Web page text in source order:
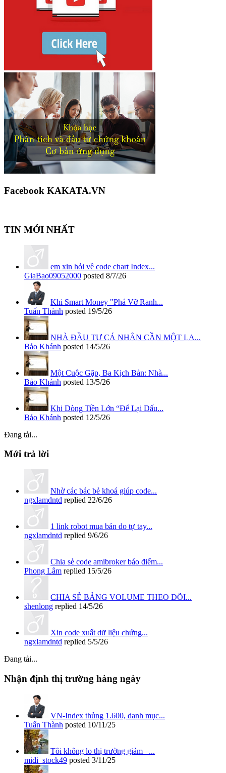
Facebook KAKATA.VN
TIN MỚI NHẤT
em xin hỏi về code chart Index...
GiaBao09052000 posted 8/7/26
Khi Smart Money "Phá Vỡ Ranh...
Tuấn Thành posted 19/5/26
NHÀ ĐẦU TƯ CÁ NHÂN CẦN MỘT LA...
Bảo Khánh posted 14/5/26
Một Cuộc Gặp, Ba Kịch Bản: Nhà...
Bảo Khánh posted 13/5/26
Khi Dòng Tiền Lớn “Để Lại Dấu...
Bảo Khánh posted 12/5/26
Đang tải...
Mới trả lời
Nhờ các bác bẻ khoá giúp code...
ngxlamdntd replied 22/6/26
1 link robot mua bán do tự tay...
ngxlamdntd replied 9/6/26
Chia sẻ code amibroker báo điểm...
Phong Lâm replied 15/5/26
CHIA SẺ BẢNG VOLUME THEO DÕI...
shenlong replied 14/5/26
Xin code xuất dữ liệu chứng...
ngxlamdntd replied 5/5/26
Đang tải...
Nhận định thị trường hàng ngày
VN-Index thủng 1.600, danh mục...
Tuấn Thành posted 10/11/25
Tôi không lo thị trường giảm –...
midi_stock49 posted 3/11/25